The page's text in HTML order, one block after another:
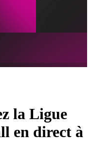
la Ligue
en direct à